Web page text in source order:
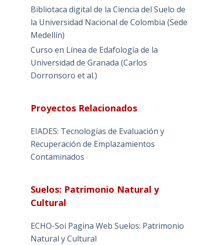
Bibliotaca digital de la Ciencia del Suelo de
la Universidad Nacional de Colombia (Sede
Medellín)
Curso en Línea de Edafología de la
Universidad de Granada (Carlos
Dorronsoro et al.)
Proyectos Relacionados
EIADES: Tecnologías de Evaluación y
Recuperación de Emplazamientos
Contaminados
Suelos: Patrimonio Natural y
Cultural
ECHO-Soi Pagina Web Suelos: Patrimonio
Natural y Cultural